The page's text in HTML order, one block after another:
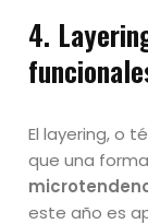
4.
El layering, o
que una
este año es